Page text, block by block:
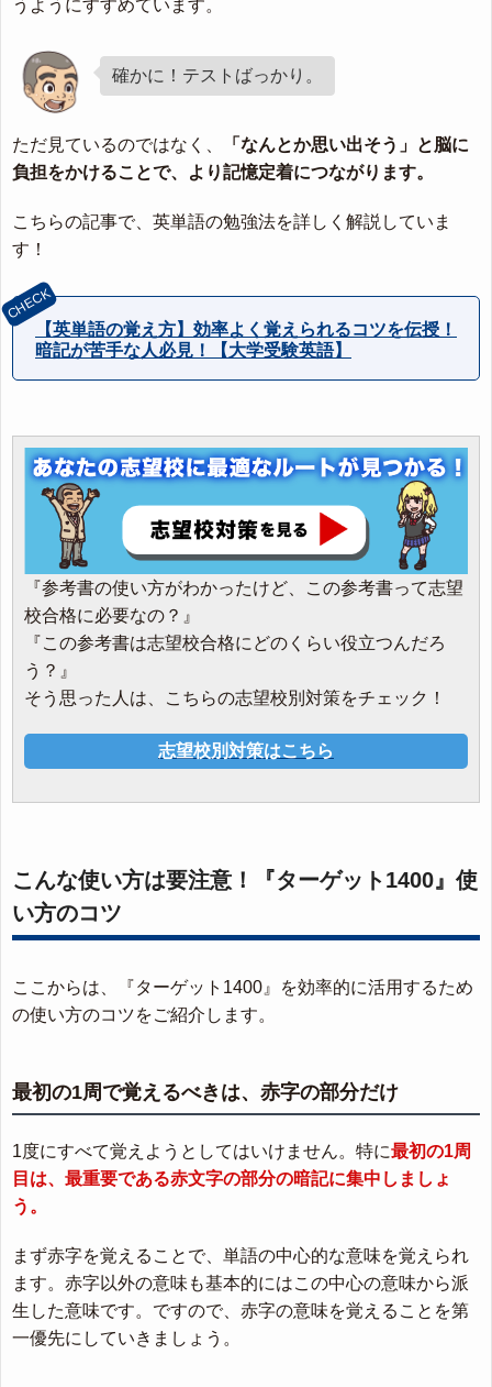
うようにすすめています。
確かに！テストばっかり。
ただ見ているのではなく、
「なんとか思い出そう」と脳に
負担をかけることで、より記憶定着につながります。
こちらの記事で、英単語の勉強法を詳しく解説していま
す！
【英単語の覚え方】効率よく覚えられるコツを伝授！
暗記が苦手な人必見！【大学受験英語】
『参考書の使い方がわかったけど、この参考書って志望
校合格に必要なの？』
『この参考書は志望校合格にどのくらい役立つんだろ
う？』
そう思った人は、こちらの志望校別対策をチェック！
志望校別対策はこちら
こんな使い方は要注意！『ターゲット1400』使
い方のコツ
ここからは、『ターゲット1400』を効率的に活用するため
の使い方のコツをご紹介します。
最初の1周で覚えるべきは、赤字の部分だけ
1度にすべて覚えようとしてはいけません。特に最初の1周
目は、最重要である赤文字の部分の暗記に集中しましょ
う。
まず赤字を覚えることで、単語の中心的な意味を覚えられ
ます。赤字以外の意味も基本的にはこの中心の意味から派
生した意味です。ですので、赤字の意味を覚えることを第
一優先にしていきましょう。